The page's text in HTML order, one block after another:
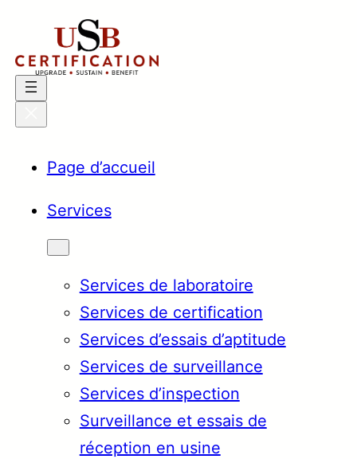
contenu
Page d’accueil
Services
Services de laboratoire
Services de certification
Services d’essais d’aptitude
Services de surveillance
Services d’inspection
Surveillance et essais de
réception en usine